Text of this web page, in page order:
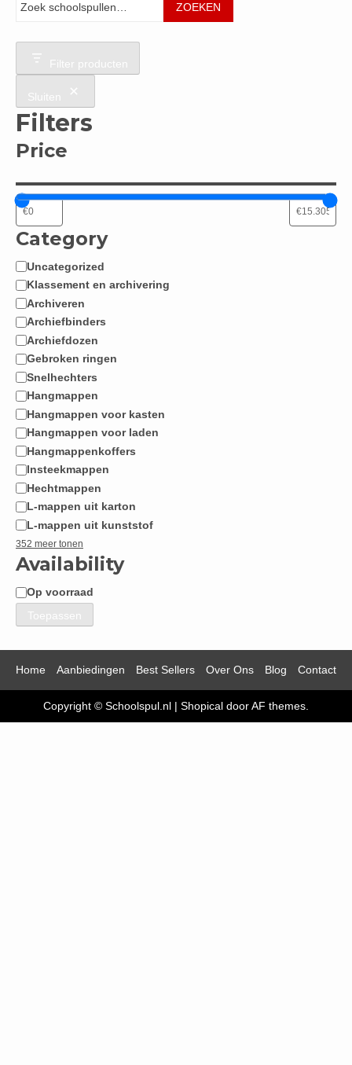
ZOEKEN
Filter producten
Sluiten
Filters
Price
Category
Categorie
Uncategorized
Klassement en archivering
Archiveren
Archiefbinders
Archiefdozen
Gebroken ringen
Snelhechters
Hangmappen
Hangmappen voor kasten
Hangmappen voor laden
Hangmappenkoffers
Insteekmappen
Hechtmappen
L-mappen uit karton
L-mappen uit kunststof
352 meer tonen
Availability
Beschikbaarheid
Op voorraad
Toepassen
Home Aanbiedingen Best Sellers Over Ons Blog Contact
Copyright © Schoolspul.nl | Shopical door AF themes.